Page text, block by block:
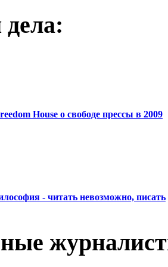
House о свободе прессы в 2009
- читать невозможно, писать